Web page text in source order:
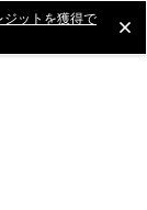
ジットを獲得で